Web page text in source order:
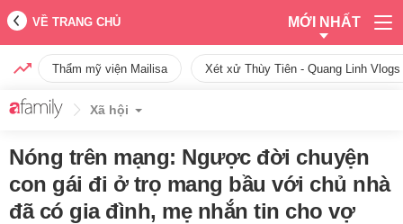
VỀ TRANG CHỦ MỚI NHẤT
Thẩm mỹ viện Mailisa Xét xử Thùy Tiên - Quang Linh
Xã hội
Nóng trên mạng: Ngược đời chuyện
con gái đi ở trọ mang bầu với chủ nhà
đã có gia đình, mẹ nhắn tin cho vợ